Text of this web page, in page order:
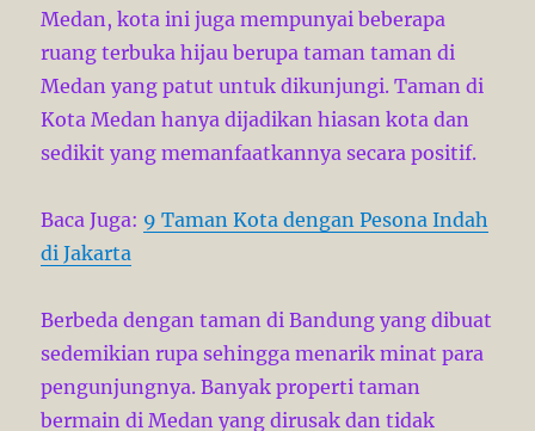
Medan, kota ini juga mempunyai beberapa
ruang terbuka hijau berupa taman taman di
Medan yang patut untuk dikunjungi. Taman di
Kota Medan hanya dijadikan hiasan kota dan
sedikit yang memanfaatkannya secara positif.
Baca Juga: 9 Taman Kota dengan Pesona Indah
di Jakarta
Berbeda dengan taman di Bandung yang dibuat
sedemikian rupa sehingga menarik minat para
pengunjungnya. Banyak properti taman
bermain di Medan yang dirusak dan tidak